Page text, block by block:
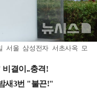
서울 삼성전자 서초사옥 모